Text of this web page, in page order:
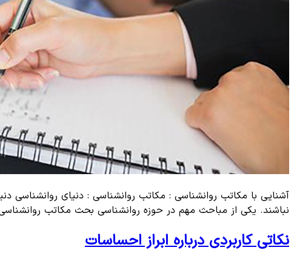
آشنایی با مکاتب روانشناسی : مکاتب روانشناسی : دنیای روانشناسی
نباشند. یکی از مباحث مهم در حوزه روانشناسی بحث مکاتب
نکاتی کاربردی درباره ابراز احساسات